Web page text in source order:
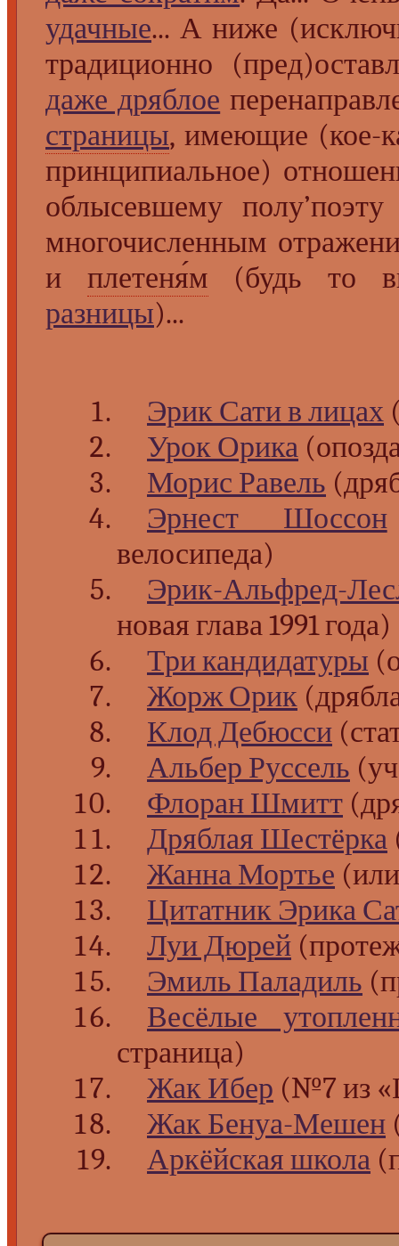
удачные... А ниже
традиционно
даже дряблое
страницы, имеющие (кое-
принципиальное)
облысевшему
многочисленным
и плетеня́м (будь то
разницы)...
Эрик Сати в лицах
Урок Орика
Морис Равель
Эрнест Шоссон
велосипеда)
Эрик-Альфред-
новая глава 1991 года)
Три кандидатуры
Жорж Орик
Клод Дебюсси
Альбер Руссель
Флоран Шмитт
Дряблая Шестёрка
Жанна Мортье
Цитатник Эрика
Луи Дюрей
Эмиль Паладиль
Весёлые
страница)
Жак Ибер (№7 из
Жак Бенуа-Мешен
Аркёйская школа